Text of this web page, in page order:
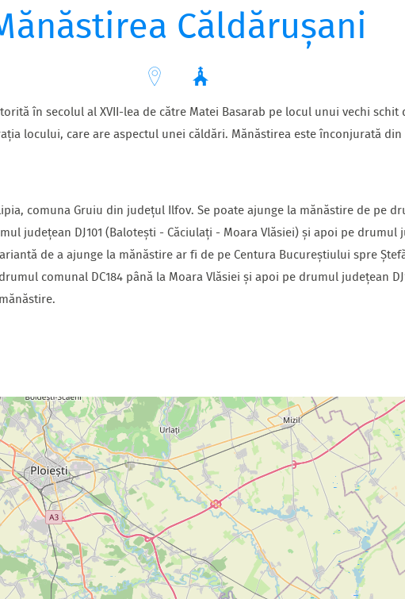
Căldărușani
în secolul al XVII-lea de către Matei Basarab pe locul unui vechi
locului, care are aspectul unei căldări. Mănăstirea este înconjurată din
comuna Gruiu din județul Ilfov. Se poate ajunge la mănăstire de pe
județean DJ101 (Balotești - Căciulați - Moara Vlăsiei) și apoi pe drumul
de a ajunge la mănăstire ar fi de pe Centura Bucureștiului spre
comunal DC184 până la Moara Vlăsiei și apoi pe drumul județean